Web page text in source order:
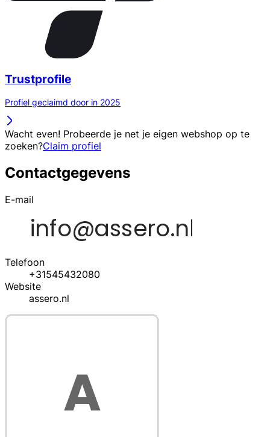
Trustprofile
Profiel geclaimd door in 2025
Wacht even! Probeerde je net je eigen webshop op te
zoeken?Claim profiel
Contactgegevens
E-mail
Telefoon
+31545432080
Website
assero.nl